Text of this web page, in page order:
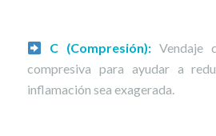
C (Compresión):Vendaje
compresiva para ayudar a
inflamación sea exagerada.